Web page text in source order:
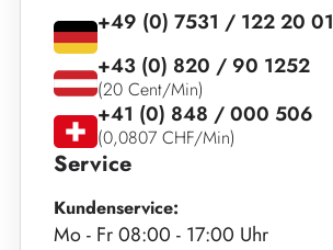
Service
Kundenservice:
Mo - Fr 08:00 - 17:00 Uhr
+49 (0) 7531 / 122 20 01
+43 (0) 820 / 90 1252
(20 Cent/Min)
+41 (0) 848 / 000 506
(0,0807 CHF/Min)